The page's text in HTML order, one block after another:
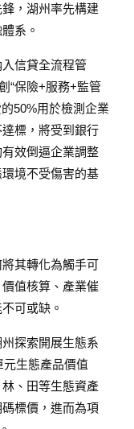
，湖州率先構建
系。
信貸全流程管
“保險+服務+監管
50%用於檢測企業
標，將受到銀行
效倒逼企業調整
境不受傷害的基
其轉化為觸手可
值核算、產業催
可或缺。
探索開展生態系
生態產品價值
林、田等生態資產
標價，進而為項